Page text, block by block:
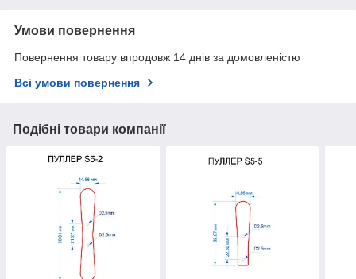
Умови повернення
Повернення товару впродовж 14 днів за домовленістю
Всі умови повернення
Подібні товари компанії